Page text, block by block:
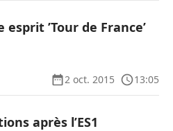
’Tour de France’
2 oct. 2015
13:05
après l’ES1